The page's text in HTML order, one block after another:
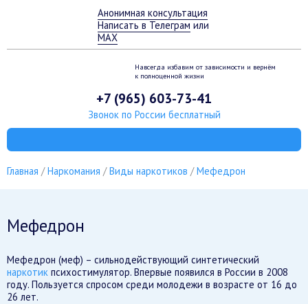
Анонимная консультация
Написать в Телеграм или
MAX
Навсегда избавим от зависимости и вернём
к полноценной жизни
+7 (965) 603-73-41
Звонок по России бесплатный
Главная Наркомания Виды наркотиков Мефедрон
Мефедрон
Мефедрон (меф) – сильнодействующий синтетический
наркотик психостимулятор. Впервые появился в России в 2008
году. Пользуется спросом среди молодежи в возрасте от 16 до
26 лет.